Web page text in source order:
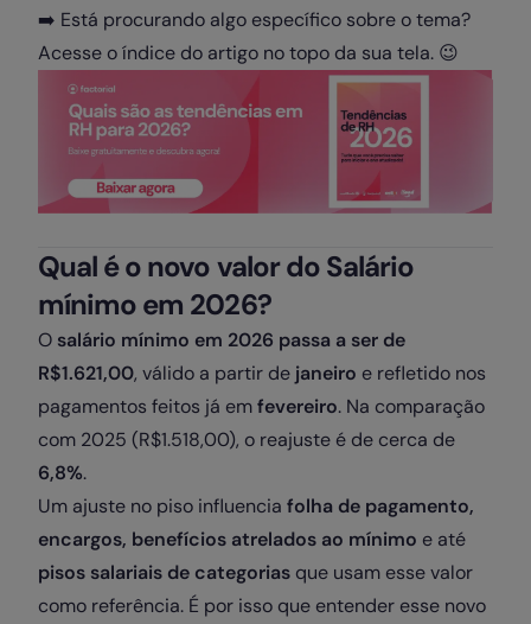
➡️ Está procurando algo específico sobre o tema?
Acesse o índice do artigo no topo da sua tela. 😉
Qual é o novo valor do Salário
mínimo em 2026?
O salário mínimo em 2026 passa a ser de
R$1.621,00, válido a partir de janeiro e refletido nos
pagamentos feitos já emfevereiro. Na comparação
com 2025 (R$1.518,00), o reajuste é de cerca de
6,8%.
Um ajuste no piso influencia folha de pagamento,
encargos, benefícios atrelados ao mínimo e até
pisos salariais de categorias que usam esse valor
como referência. É por isso que entender esse novo